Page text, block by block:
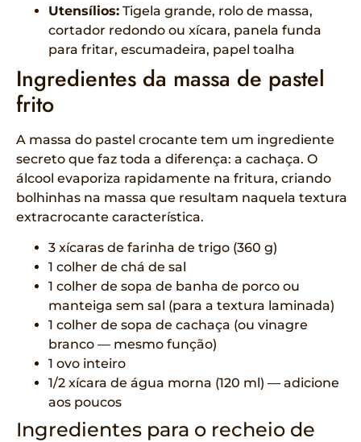
Utensílios: Tigela grande, rolo de massa,
cortador redondo ou xícara, panela funda
para fritar, escumadeira, papel toalha
Ingredientes da massa de pastel
frito
A massa do pastel crocante tem um ingrediente
secreto que faz toda a diferença: a cachaça. O
álcool evaporiza rapidamente na fritura, criando
bolhinhas na massa que resultam naquela textura
extracrocante característica.
3 xícaras de farinha de trigo (360 g)
1 colher de chá de sal
1 colher de sopa de banha de porco ou
manteiga sem sal (para a textura laminada)
1 colher de sopa de cachaça (ou vinagre
branco — mesmo função)
1 ovo inteiro
1/2 xícara de água morna (120 ml) — adicione
aos poucos
Ingredientes para o recheio de